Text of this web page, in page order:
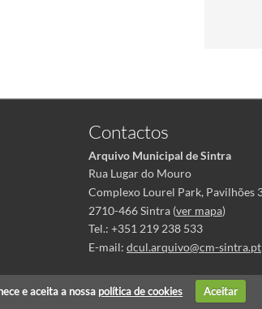
Contactos
Arquivo Municipal de Sintra
Rua Lugar do Mouro
Complexo Lourel Park, Pavilhões
2710-466 Sintra (ver mapa)
Tel.: +351 219 238 533
E-mail: dcul.arquivo@cm-sintra.pt
e aceita a nossa política de cookies Aceitar